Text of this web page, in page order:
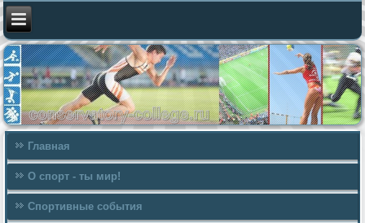
Главная
О спорт - ты мир!
Спортивные события